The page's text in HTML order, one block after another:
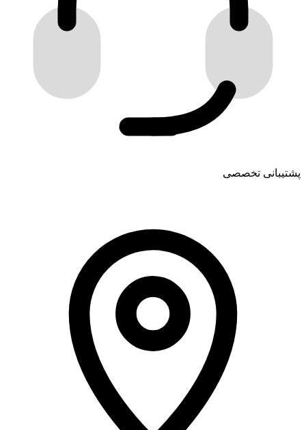
پشتیبانی تخصصی